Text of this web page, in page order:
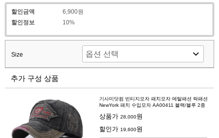
할인금액
6,900원
할인정보
10%
Size
추가 구성 상품
기사미닷컴 빈티지모자 패치모자 메탈패션 락패션
NewYork 패치 수입모자 AA00411 블랙/블루 2종
상품가 28,000원
할인가 19,600원